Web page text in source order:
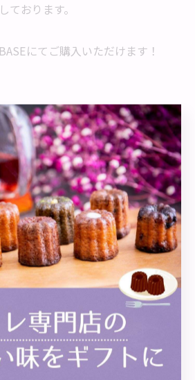
ております。
にてご購入いただけます！
一覧に戻る 次のページ >
テゴリー Categories
てのカテゴリー